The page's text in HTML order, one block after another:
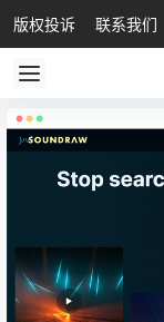
版权投诉 联系我们